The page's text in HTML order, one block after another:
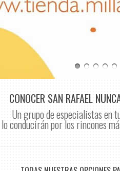
CONOCER SAN RAFAEL
Un grupo de especialistas en
lo conducirán por los rincones